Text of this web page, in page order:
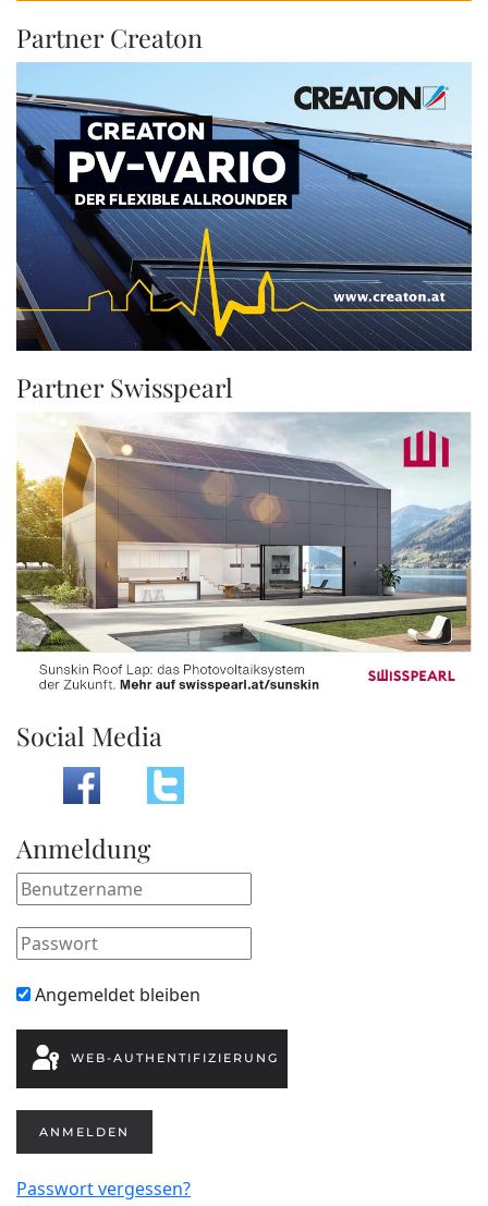
Partner Creaton
Partner Swisspearl
Social Media
Anmeldung
Angemeldet bleiben
WEB-AUTHENTIFIZIERUNG
ANMELDEN
Passwort vergessen?